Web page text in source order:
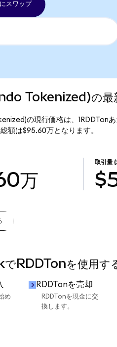
スワップ
Tokenized)の最
の現行価格は、1RDDTon
額は$95.60万となります。
万
取引量
RDDTonを使用す
め
RDDTonを売却
RDDTonを現金に交
換します。